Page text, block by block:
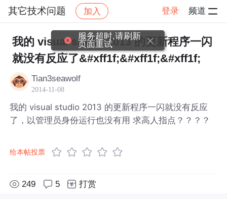
其它技术问题 加入 登录 频道
社区 其它技术问题 帖子详情
我的 visual studio 2013 的更新程序一闪
就没有反应了&#xff1f;&#xff1f;&#xff1f;
Tian3seawolf
2014-11-08
我的 visual studio 2013 的更新程序一闪就没有反应
了，以管理员身份运行也没有用 求高人指点？？？？
给本帖投票
249 5 打赏
服务超时,请刷新
页面重试